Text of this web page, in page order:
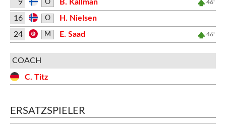
9 O B. Källman 46'
16 O
H. Nielsen
24
M E. Saad 46'
COACH
C. Titz
ERSATZSPIELER